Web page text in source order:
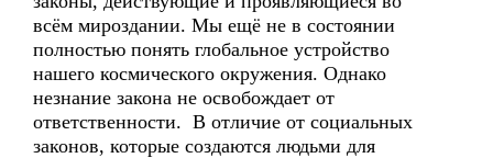
всём мироздании. Мы ещё не в состоянии
полностью понять глобальное устройство
нашего космического окружения. Однако
незнание закона не освобождает от
ответственности. В отличие от социальных
законов, которые создаются людьми для